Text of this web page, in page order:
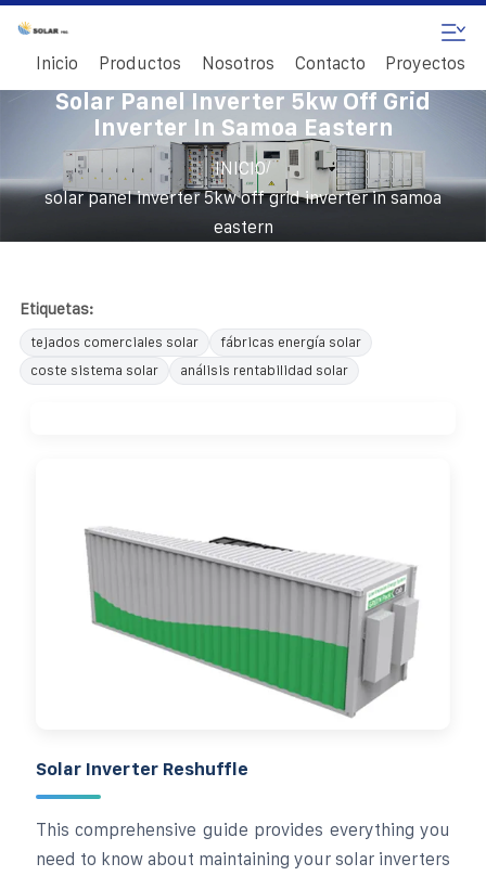
Inicio Productos Nosotros Contacto Proyectos
Solar Panel Inverter 5kw Off Grid
Inverter In Samoa Eastern
INICIO/
solar panel inverter 5kw off grid inverter in samoa
eastern
Etiquetas:
tejados comerciales solar
fábricas energía solar
coste sistema solar
análisis rentabilidad solar
Solar Inverter Reshuffle
This comprehensive guide provides everything you
need to know about maintaining your solar inverters